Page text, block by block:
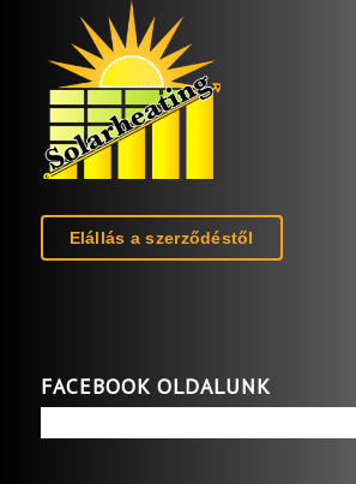
Elállás a szerződéstől
FACEBOOK OLDALUNK